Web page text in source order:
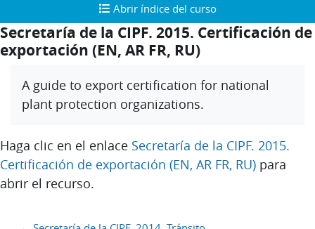
Abrir índice del curso
Abrir índice del curso
Secretaría de la CIPF. 2015. Certificación de
exportación (EN, AR FR, RU)
A guide to export certification for national
plant protection organizations.
Haga clic en el enlace Secretaría de la CIPF. 2015.
Certificación de exportación (EN, AR FR, RU) para
abrir el recurso.